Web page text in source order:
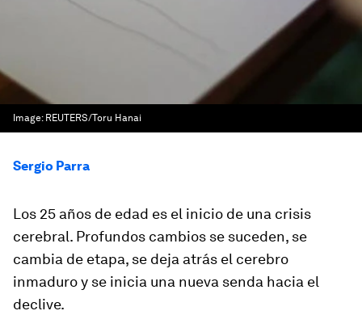
Image: REUTERS/Toru Hanai
Sergio Parra
Los 25 años de edad es el inicio de una crisis
cerebral. Profundos cambios se suceden, se
cambia de etapa, se deja atrás el cerebro
inmaduro y se inicia una nueva senda hacia el
declive.